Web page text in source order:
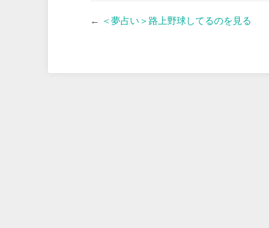
← ＜夢占い＞路上野球してるのを見る